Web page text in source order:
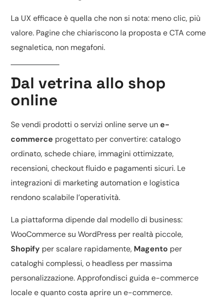
La UX efficace è quella che non si nota: meno clic, più
valore. Pagine che chiariscono la proposta e CTA come
segnaletica, non megafoni.
Dal vetrina allo shop
online
Se vendi prodotti o servizi online serve une-
commerce progettato per convertire: catalogo
ordinato, schede chiare, immagini ottimizzate,
recensioni, checkout fluido e pagamenti sicuri. Le
integrazioni di marketing automation e logistica
rendono scalabile l’operatività.
La piattaforma dipende dal modello di business:
WooCommerce su WordPress per realtà piccole,
Shopify per scalare rapidamente, Magento per
cataloghi complessi, o headless per massima
personalizzazione. Approfondisciguida e-commerce
localeequanto costa aprire un e-commerce.